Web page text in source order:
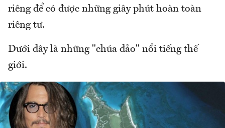
riêng để có được những giây phút hoàn toàn
riêng tư.
Dưới đây là những "chúa đảo" nổi tiếng thế
giới.